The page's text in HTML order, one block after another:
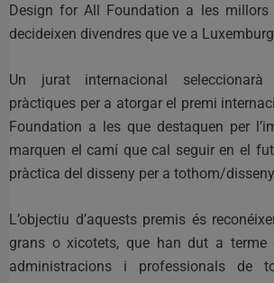
Design for All Foundation a les millors
decideixen divendres que ve a
Un jurat internacional
pràctiques per a atorgar el premi
Foundation a les que destaquen per
marquen el camí que cal seguir en el
pràctica del disseny per a tothom/
L’objectiu d’aquests premis és
grans o xicotets, que han dut a terme
administracions i professionals